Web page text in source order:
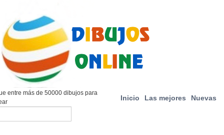
Inicio Las mejores Nuevas
entre más de 50000 dibujos para